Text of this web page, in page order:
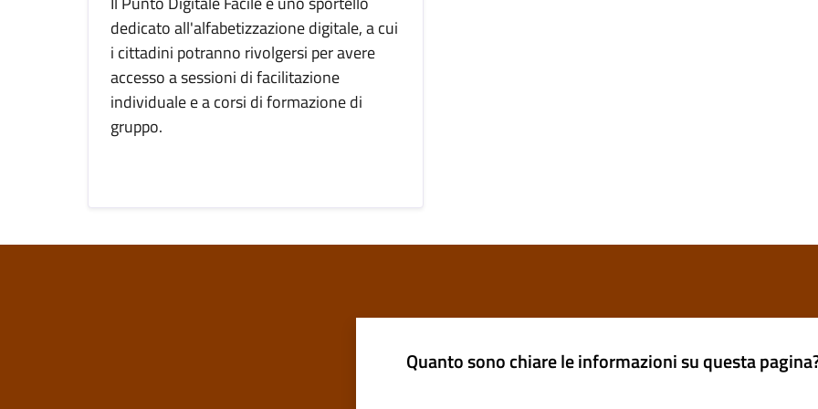
dedicato all'alfabetizzazione digitale, a cui
i cittadini potranno rivolgersi per avere
accesso a sessioni di facilitazione
individuale e a corsi di formazione di
gruppo.
Quanto sono chiare le informazioni su questa